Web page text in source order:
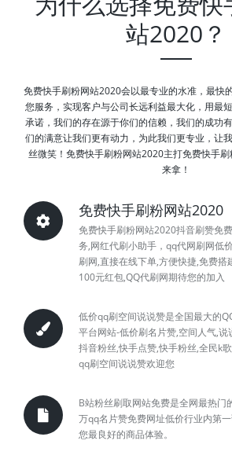
站2020？
免费快手刷粉网站2020会以最专业的水准，最快
您服务，实现客户与公司长远利益最大化，用最
承诺，我们的存在源于你们的信赖，我们的成功
们的满意让我们更有动力，为此我们更专业，让
丝微笑！免费快手刷粉网站2020主打免费快手
来拿！
免费快手刷粉网站2020
免费快手刷粉网站2020抖音刷赞免
务,网红代刷小助手，qq代网刷网低
刷网,直接在线下单,方便快捷,免费
100元红包,QQ代刷网期待您的加入
低价qq刷空间说说赞是全国最大的
平台网站-低价刷名片赞,空间人气,说
抖音粉丝,快手点赞,快手粉丝,全民k
qq刷空间说说赞欢迎您
B站粉丝刷取网站免费是全网最热门
万qq名片赞免费网址低价行业内第
您最良好的商品体验。